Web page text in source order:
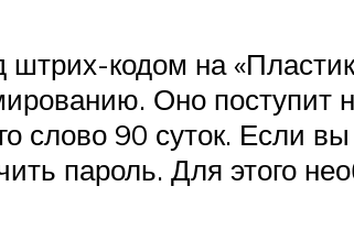
кодом на
Оно поступит
слово 90 суток. Если
пароль. Для этого